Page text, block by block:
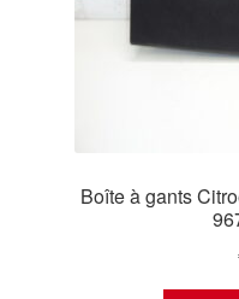
Boîte à gants